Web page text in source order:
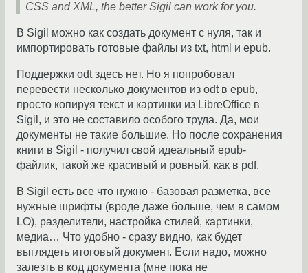
CSS and XML, the better Sigil can work for you.
В Sigil можно как создать документ с нуля, так и
импортировать готовые файлы из txt, html и epub.
Поддержки odt здесь нет. Но я попробовал
перевести несколько документов из odt в epub,
просто копируя текст и картинки из LibreOffice в
Sigil, и это не составило особого труда. Да, мои
документы не такие большие. Но после сохранения
книги в Sigil - получил свой идеальный epub-
файлик, такой же красивый и ровный, как в pdf.
В Sigil есть все что нужно - базовая разметка, все
нужные шрифты (вроде даже больше, чем в самом
LO), разделители, настройка стилей, картинки,
медиа… Что удобно - сразу видно, как будет
выглядеть итоговый документ. Если надо, можно
залезть в код документа (мне пока не